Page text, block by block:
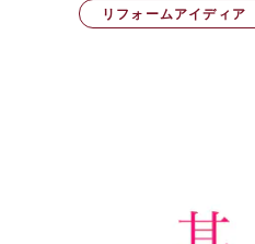
リフォームアイディア